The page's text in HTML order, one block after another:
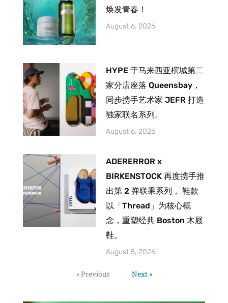
焕发青春！
August 6, 2026
HYPE 于马来西亚槟城第二
家分店座落 Queensbay，
同步携手艺术家 JEFR 打造
独家联名系列。
August 6, 2026
ADERERROR x
BIRKENSTOCK 再度携手推
出第 2 弹联乘系列， 鞋款
以「Thread」为核心概
念，重塑经典 Boston 木屐
鞋。
August 5, 2026
« Previous Next »